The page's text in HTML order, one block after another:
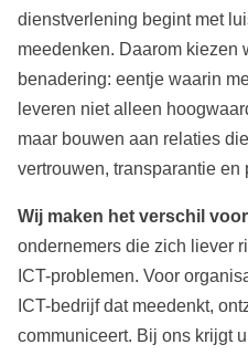
dienstverlening begint met
meedenken. Daarom kiezen
benadering: eentje waarin
leveren niet alleen
maar bouwen aan relaties
vertrouwen, transparantie en
Wij maken het verschil voor
ondernemers die zich liever
ICT-problemen. Voor
ICT-bedrijf dat meedenkt,
communiceert. Bij ons krijgt